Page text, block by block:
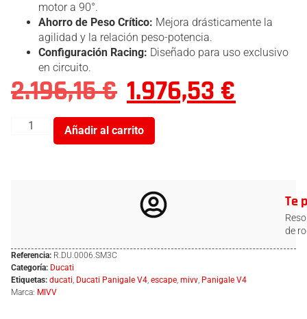
motor a 90°.
Ahorro de Peso Crítico: Mejora drásticamente la
agilidad y la relación peso-potencia.
Configuración Racing: Diseñado para uso exclusivo
en circuito.
2.196,15€ 1.976,53€
Añadir al carrito
Te
de
Referencia: R.DU.0006.SM3C
Categoría: Ducati
Etiquetas: ducati Ducati Panigale V4 escape mivv Panigale V4
Marca: MIVV